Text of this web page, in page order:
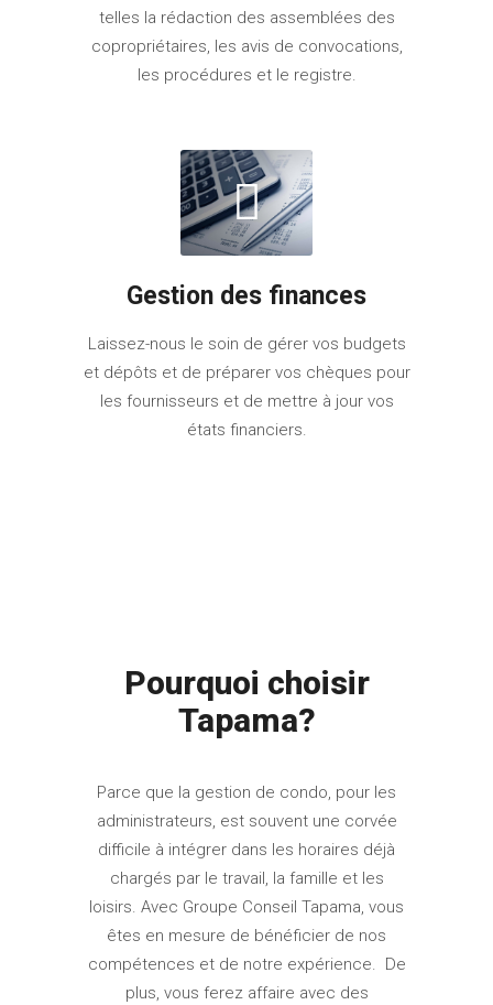
telles la rédaction des assemblées des
copropriétaires, les avis de convocations,
les procédures et le registre.
Gestion des finances
Laissez-nous le soin de gérer vos budgets
et dépôts et de préparer vos chèques pour
les fournisseurs et de mettre à jour vos
états financiers.
Pourquoi choisir
Tapama?
Parce que la gestion de condo, pour les
administrateurs, est souvent une corvée
difficile à intégrer dans les horaires déjà
chargés par le travail, la famille et les
loisirs. Avec Groupe Conseil Tapama, vous
êtes en mesure de bénéficier de nos
compétences et de notre expérience. De
plus, vous ferez affaire avec des